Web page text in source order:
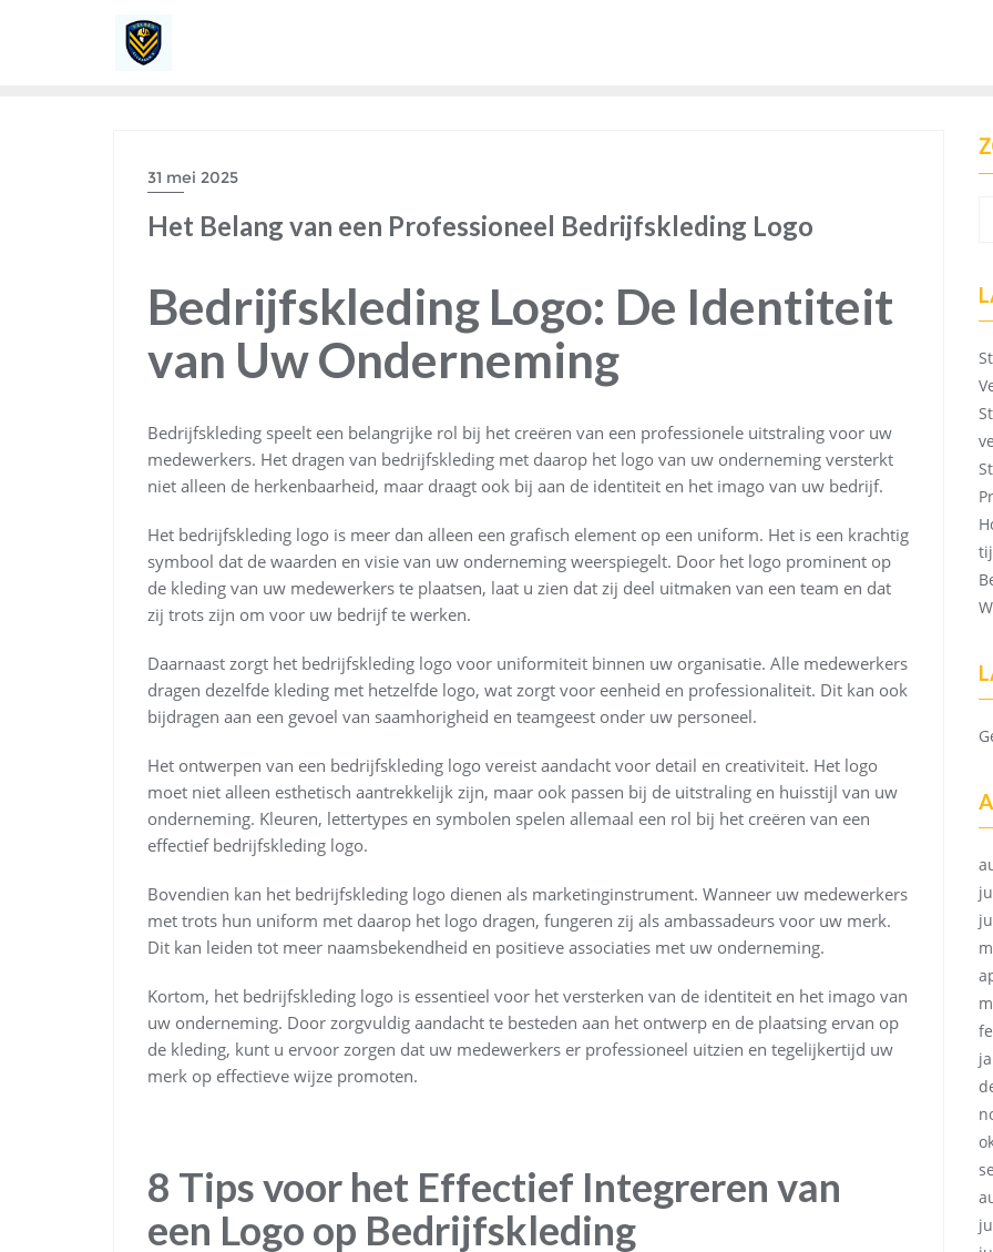
31 mei 2025
Het Belang van een Professioneel Bedrijfskleding Logo
Bedrijfskleding Logo: De Identiteit
van Uw Onderneming
Bedrijfskleding speelt een belangrijke rol bij het creëren van een professionele uitstraling voor uw
medewerkers. Het dragen van bedrijfskleding met daarop het logo van uw onderneming versterkt
niet alleen de herkenbaarheid, maar draagt ook bij aan de identiteit en het imago van uw bedrijf.
Het bedrijfskleding logo is meer dan alleen een grafisch element op een uniform. Het is een krachtig
symbool dat de waarden en visie van uw onderneming weerspiegelt. Door het logo prominent op
de kleding van uw medewerkers te plaatsen, laat u zien dat zij deel uitmaken van een team en dat
zij trots zijn om voor uw bedrijf te werken.
Daarnaast zorgt het bedrijfskleding logo voor uniformiteit binnen uw organisatie. Alle medewerkers
dragen dezelfde kleding met hetzelfde logo, wat zorgt voor eenheid en professionaliteit. Dit kan ook
bijdragen aan een gevoel van saamhorigheid en teamgeest onder uw personeel.
Het ontwerpen van een bedrijfskleding logo vereist aandacht voor detail en creativiteit. Het logo
moet niet alleen esthetisch aantrekkelijk zijn, maar ook passen bij de uitstraling en huisstijl van uw
onderneming. Kleuren, lettertypes en symbolen spelen allemaal een rol bij het creëren van een
effectief bedrijfskleding logo.
Bovendien kan het bedrijfskleding logo dienen als marketinginstrument. Wanneer uw medewerkers
met trots hun uniform met daarop het logo dragen, fungeren zij als ambassadeurs voor uw merk.
Dit kan leiden tot meer naamsbekendheid en positieve associaties met uw onderneming.
Kortom, het bedrijfskleding logo is essentieel voor het versterken van de identiteit en het imago van
uw onderneming. Door zorgvuldig aandacht te besteden aan het ontwerp en de plaatsing ervan op
de kleding, kunt u ervoor zorgen dat uw medewerkers er professioneel uitzien en tegelijkertijd uw
merk op effectieve wijze promoten.
8 Tips voor het Effectief Integreren van
een Logo op Bedrijfskleding